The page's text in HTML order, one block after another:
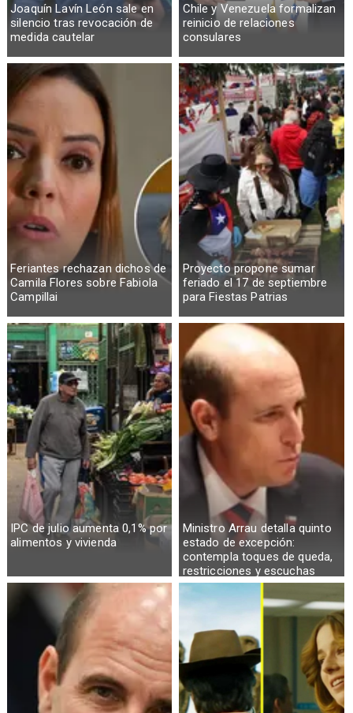
Joaquín Lavín León sale en
silencio tras revocación de
medida cautelar
Chile y Venezuela formalizan
reinicio de relaciones
consulares
Feriantes rechazan dichos de
Camila Flores sobre Fabiola
Campillai
Proyecto propone sumar
feriado el 17 de septiembre
para Fiestas Patrias
IPC de julio aumenta 0,1% por
alimentos y vivienda
Ministro Arrau detalla quinto
estado de excepción:
contempla toques de queda,
restricciones y escuchas
telefónicas en zonas críticas